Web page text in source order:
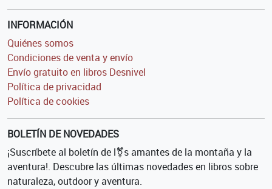
INFORMACIÓN
Quiénes somos
Condiciones de venta y envío
Envío gratuito en libros Desnivel
Política de privacidad
Política de cookies
BOLETÍN DE NOVEDADES
¡Suscríbete al boletín de l⚧s amantes de la montaña y la
aventura!. Descubre las últimas novedades en libros sobre
naturaleza, outdoor y aventura.